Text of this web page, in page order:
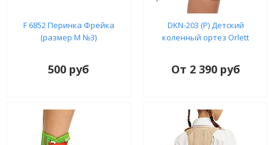
F 6852 Перинка Фрейка
(размер М №3)
500 руб
DKN-203 (P) Детский
коленный ортез Orlett
От 2 390 руб